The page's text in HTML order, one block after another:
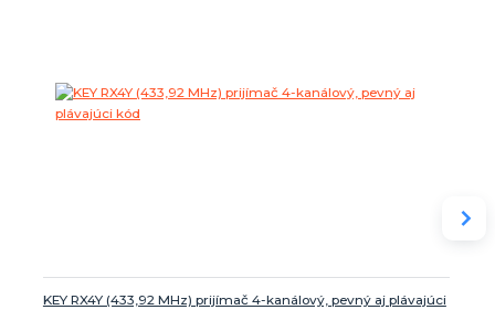
KEY RX4Y (433,92 MHz) prijímač 4-kanálový, pevný aj plávajúci